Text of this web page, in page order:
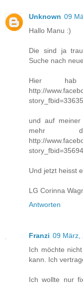
Unknown 09
Hallo Manu :)
Die sind ja
Suche nach
Hier
http://
und auf
mehr
http://
Und jetzt heisst
LG Corinna
Antworten
Franzi 09 März,
Ich möchte
kann. Ich
Ich wollte nur